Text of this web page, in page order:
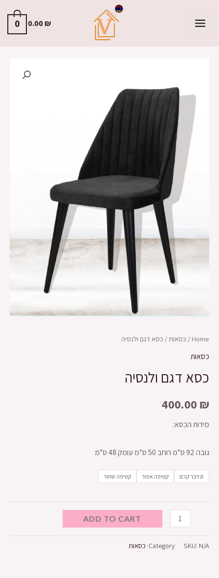
0.00₪
0
Home
/ כסאות/ כסא דגם ולנסיה
כסאות
כסא דגם ולנסיה
400.00 ₪
מידות הכסא:
גובה 92 ס”מ רוחב 50 ס”מ עומק 48 ס”מ
זנזיבר קרם קטיפה אפור קטיפה שחור
ADD TO CART
SKU: N/A
Category: כסאות